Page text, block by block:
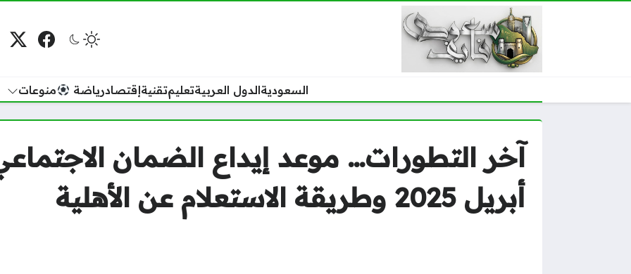
فيسبوك
السعوديةالدول العربيةتعليمتقنيةإقتصادرياضة منوعات
آخر التطورات… موعد إيداع الضمان
أبريل 2025 وطريقة الاستعلام عن الأهلية